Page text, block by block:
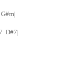
D#7|